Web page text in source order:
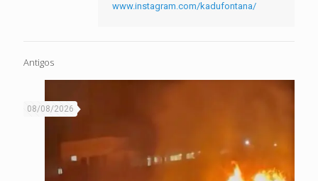
www.instagram.com/kadufontana/
Antigos
08/08/2026